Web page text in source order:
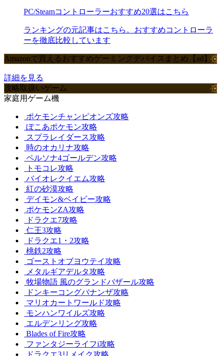
PC/Steamコントローラーおすすめ20選はこちら
ランキングの元記事はこちら。おすすめコントローラ
ーを徹底比較しています
Amazonで買えるおすすめゲーミングデバイスまとめ【ad】
詳細を見る
攻略取扱いゲーム
家庭用ゲーム機
ポケモンチャンピオンズ攻略
ぽこあポケモン攻略
スプラレイダース攻略
時のオカリナ攻略
ペルソナ4ゴールデン攻略
トモコレ攻略
バイオレクイエム攻略
紅の砂漠攻略
デイモン&ベイビー攻略
ポケモンZA攻略
ドラクエ7攻略
仁王3攻略
ドラクエ1・2攻略
桃鉄2攻略
ゴーストオブヨウテイ攻略
メタルギアデルタ攻略
牧場物語 風のグランドバザール攻略
ドンキーコングバナンザ攻略
マリオカートワールド攻略
モンハンワイルズ攻略
エルデンリング攻略
Blades of Fire攻略
ファンタジーライフi攻略
ドラクエ3リメイク攻略